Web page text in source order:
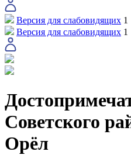
Версия для слабовидящих 1
Версия для слабовидящих 1
Советского
Орёл